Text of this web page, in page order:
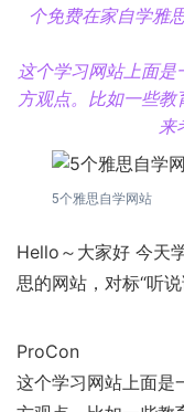
个免费在家自学雅
这个学习网站上面
方观点。比如一些
来
5个雅思自学网站
Hello～大家好 今天
思的网站，对标“听
ProCon
这个学习网站上面是